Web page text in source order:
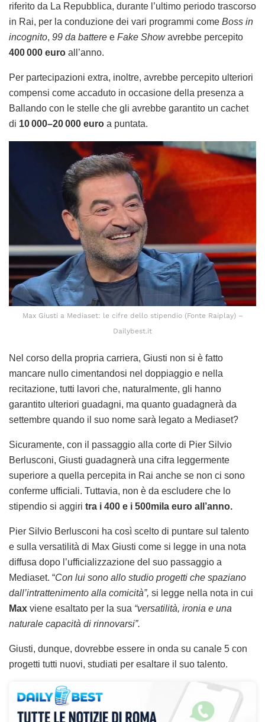
riferito da La Repubblica, durante l’ultimo periodo trascorso
in Rai, per la conduzione dei vari programmi come Boss in
incognito, 99 da battere e Fake Showavrebbe percepito
400 000 euro all’anno.
Per partecipazioni extra, inoltre, avrebbe percepito ulteriori
compensi come accaduto in occasione della presenza a
Ballando con le stelle che gli avrebbe garantito un cachet
di 10 000–20 000 euro a puntata.
Max Giusti a Mediaset: le cifre dello stipendio (Fonte Raiplay) –
Dailybest.it
Nel corso della propria carriera, Giusti non si è fatto
mancare nullo cimentandosi nel doppiaggio e nella
recitazione, tutti lavori che, naturalmente, gli hanno
garantito ulteriori guadagni, ma quanto guadagnerà da
settembre quando il suo nome sarà legato a Mediaset?
Sicuramente, con il passaggio alla corte di Pier Silvio
Berlusconi, Giusti guadagnerà una cifra leggermente
superiore a quella percepita in Rai anche se non ci sono
conferme ufficiali. Tuttavia, non è da escludere che lo
stipendio si aggiri tra i 400 e i 500mila euro all’anno.
Pier Silvio Berlusconi ha così scelto di puntare sul talento
e sulla versatilità di Max Giusti come si legge in una nota
diffusa dopo l’ufficializzazione del suo passaggio a
Mediaset. “Con lui sono allo studio progetti che spaziano
dall’intrattenimento alla comicità”, si legge nella nota in cui
Max viene esaltato per la sua “versatilità, ironia e una
naturale capacità di rinnovarsi”.
Giusti, dunque, dovrebbe essere in onda su canale 5 con
progetti tutti nuovi, studiati per esaltare il suo talento.